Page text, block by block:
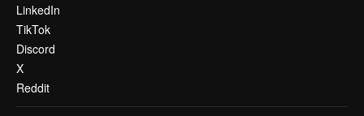
LinkedIn
TikTok
Discord
X
Reddit